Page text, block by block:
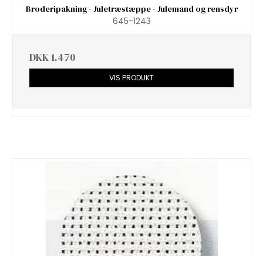
Broderipakning - Juletræstæppe - Julemand og rensdyr
645-1243
DKK 1.470
VIS PRODUKT